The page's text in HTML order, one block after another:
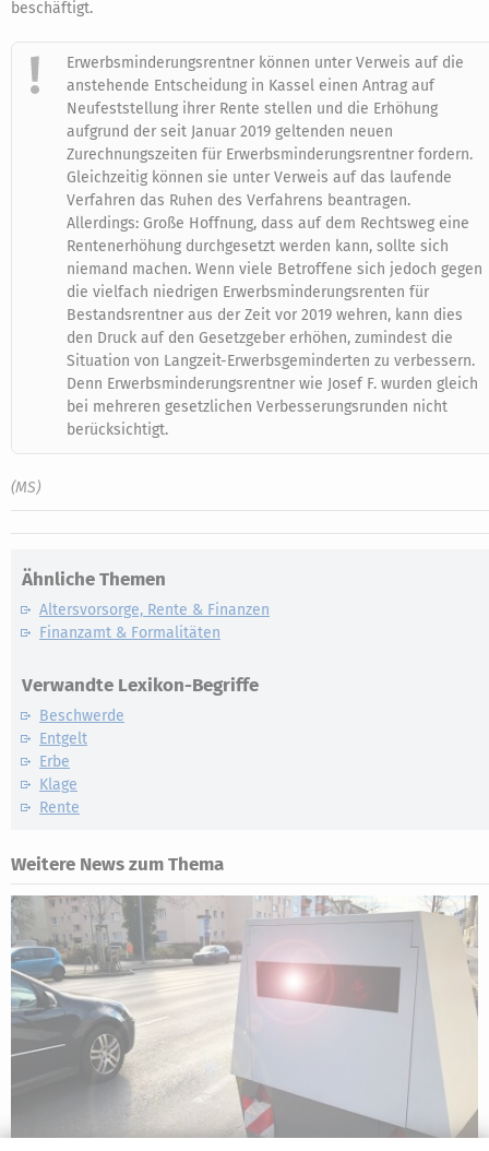
beschäftigt.
Erwerbsminderungsrentner können unter Verweis auf die
anstehende Entscheidung in Kassel einen Antrag auf
Neufeststellung ihrer Rente stellen und die Erhöhung
aufgrund der seit Januar 2019 geltenden neuen
Zurechnungszeiten für Erwerbsminderungsrentner fordern.
Gleichzeitig können sie unter Verweis auf das laufende
Verfahren das Ruhen des Verfahrens beantragen.
Allerdings: Große Hoffnung, dass auf dem Rechtsweg eine
Rentenerhöhung durchgesetzt werden kann, sollte sich
niemand machen. Wenn viele Betroffene sich jedoch gegen
die vielfach niedrigen Erwerbsminderungsrenten für
Bestandsrentner aus der Zeit vor 2019 wehren, kann dies
den Druck auf den Gesetzgeber erhöhen, zumindest die
Situation von Langzeit-Erwerbsgeminderten zu verbessern.
Denn Erwerbsminderungsrentner wie Josef F. wurden gleich
bei mehreren gesetzlichen Verbesserungsrunden nicht
berücksichtigt.
(MS)
Ähnliche Themen
Altersvorsorge, Rente & Finanzen
Finanzamt & Formalitäten
Verwandte Lexikon-Begriffe
Beschwerde
Entgelt
Erbe
Klage
Rente
Weitere News zum Thema